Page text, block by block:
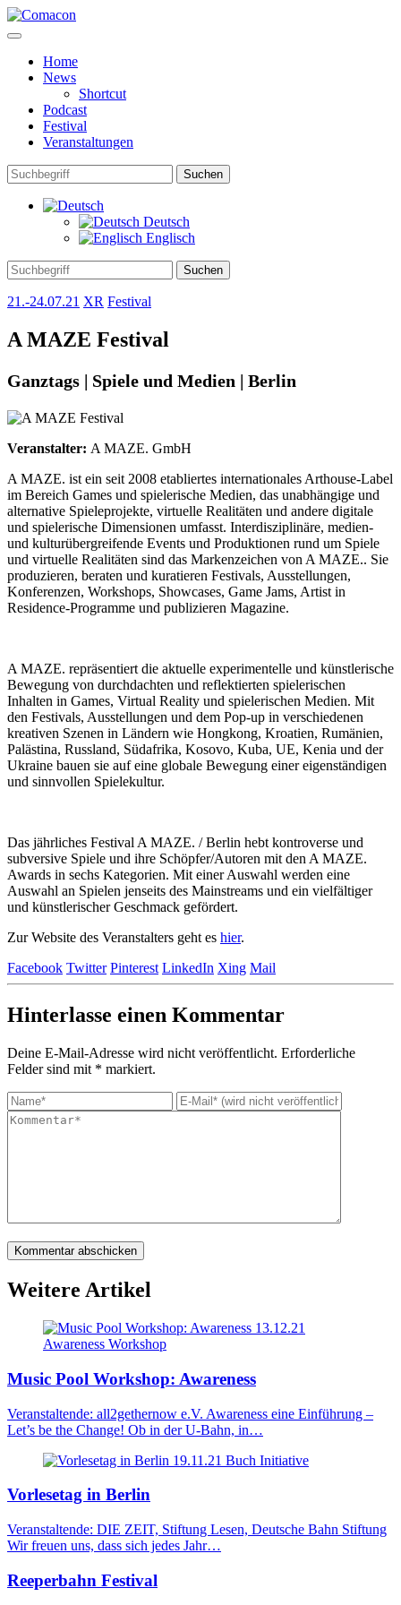
Home
News
Shortcut
Podcast
Festival
Veranstaltungen
Suchen
Deutsch
Englisch
Suchen
21.-24.07.21 XR Festival
A MAZE Festival
Ganztags | Spiele und Medien | Berlin
Veranstalter: A MAZE. GmbH
A MAZE. ist ein seit 2008 etabliertes internationales Arthouse-Label
im Bereich Games und spielerische Medien, das unabhängige und
alternative Spieleprojekte, virtuelle Realitäten und andere digitale
und spielerische Dimensionen umfasst. Interdisziplinäre, medien-
und kulturübergreifende Events und Produktionen rund um Spiele
und virtuelle Realitäten sind das Markenzeichen von A MAZE.. Sie
produzieren, beraten und kuratieren Festivals, Ausstellungen,
Konferenzen, Workshops, Showcases, Game Jams, Artist in
Residence-Programme und publizieren Magazine.
A MAZE. repräsentiert die aktuelle experimentelle und künstlerische
Bewegung von durchdachten und reflektierten spielerischen
Inhalten in Games, Virtual Reality und spielerischen Medien. Mit
den Festivals, Ausstellungen und dem Pop-up in verschiedenen
kreativen Szenen in Ländern wie Hongkong, Kroatien, Rumänien,
Palästina, Russland, Südafrika, Kosovo, Kuba, UE, Kenia und der
Ukraine bauen sie auf eine globale Bewegung einer eigenständigen
und sinnvollen Spielekultur.
Das jährliches Festival A MAZE. / Berlin hebt kontroverse und
subversive Spiele und ihre Schöpfer/Autoren mit den A MAZE.
Awards in sechs Kategorien. Mit einer Auswahl werden eine
Auswahl an Spielen jenseits des Mainstreams und ein vielfältiger
und künstlerischer Geschmack gefördert.
Zur Website des Veranstalters geht es hier.
Facebook Twitter Pinterest LinkedIn Xing Mail
Hinterlasse einen Kommentar
Deine E-Mail-Adresse wird nicht veröffentlicht. Erforderliche
Felder sind mit * markiert.
Kommentar abschicken
Weitere Artikel
13.12.21
Awareness Workshop
Music Pool Workshop: Awareness
Veranstaltende: all2gethernow e.V. Awareness eine Einführung –
Let’s be the Change! Ob in der U-Bahn, in…
19.11.21 Buch Initiative
Vorlesetag in Berlin
Veranstaltende: DIE ZEIT, Stiftung Lesen, Deutsche Bahn Stiftung
Wir freuen uns, dass sich jedes Jahr…
Reeperbahn Festival